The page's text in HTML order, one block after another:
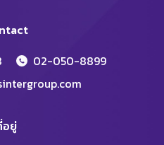
02-050-8899
อยู่